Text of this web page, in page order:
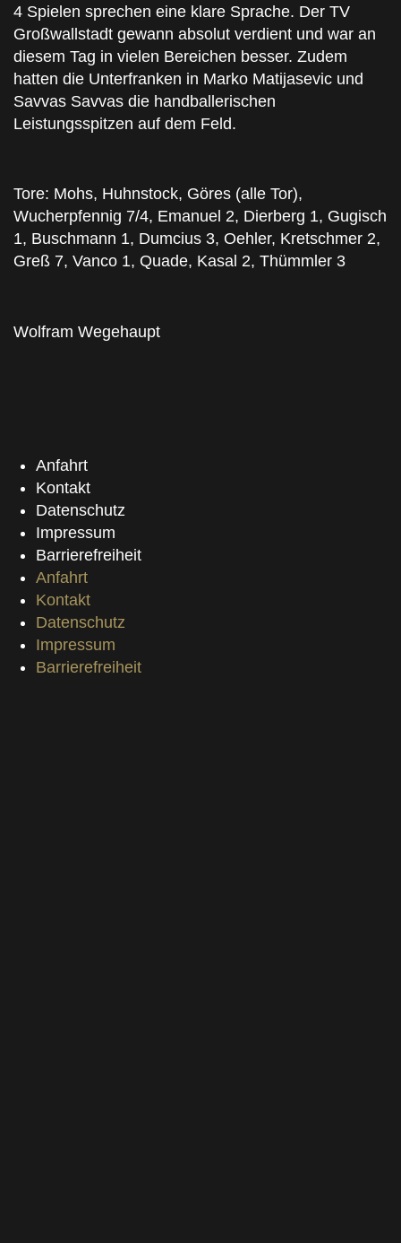
4 Spielen sprechen eine klare Sprache. Der TV
Großwallstadt gewann absolut verdient und war an
diesem Tag in vielen Bereichen besser. Zudem
hatten die Unterfranken in Marko Matijasevic und
Savvas Savvas die handballerischen
Leistungsspitzen auf dem Feld.
Tore: Mohs, Huhnstock, Göres (alle Tor),
Wucherpfennig 7/4, Emanuel 2, Dierberg 1, Gugisch
1, Buschmann 1, Dumcius 3, Oehler, Kretschmer 2,
Greß 7, Vanco 1, Quade, Kasal 2, Thümmler 3
Wolfram Wegehaupt
Anfahrt
Kontakt
Datenschutz
Impressum
Barrierefreiheit
Anfahrt
Kontakt
Datenschutz
Impressum
Barrierefreiheit